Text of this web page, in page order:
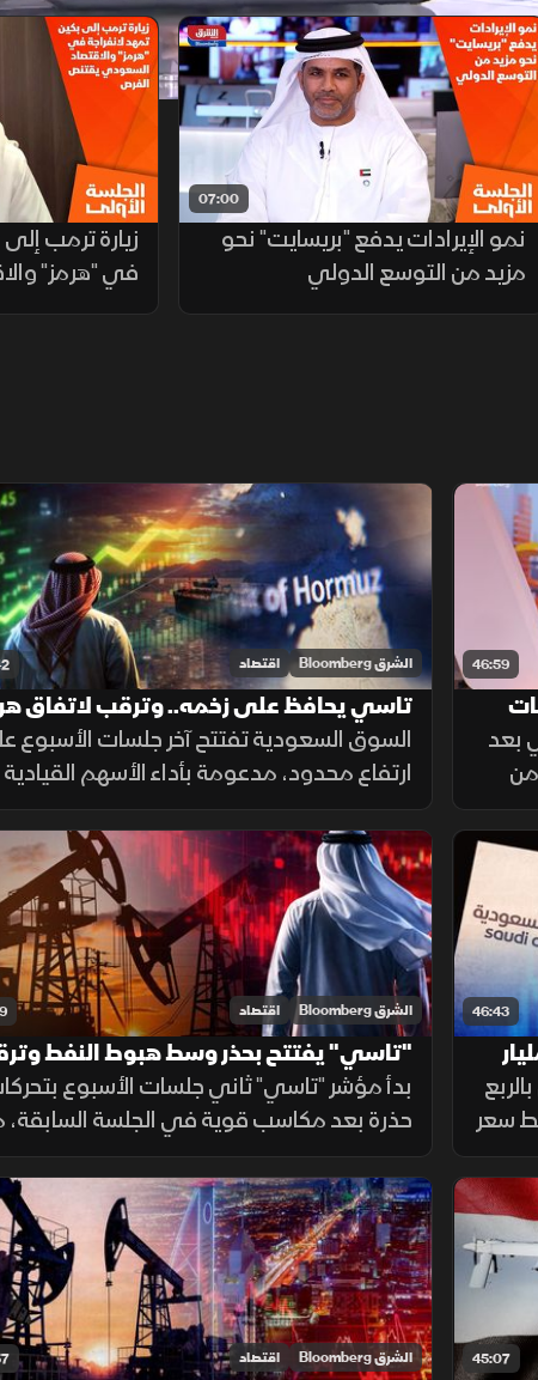
07:00
نمو الإيرادات يدفع "بريسايت" نحو
مزيد من التوسع الدولي
زيارة ترمب
في "هرمز"
يقتنص الفرص
46:59
بعد
من
الشرق Bloomberg اقتصاد
تاسي يحافظ على زخمه.. وترقب لاتفاق
السوق السعودية تفتتح آخر جلسات الأسبوع
ارتفاع محدود، مدعومة بأداء الأسهم القيادية
ونتائج الشركات، فيما يترقب المستثمرون
تطورات اتفاق هرمز وتأثيرها على أسعار النفط
واتجاه المؤشر.
46:43
التوقعات بـ121.5 مليار
ريال بالربع
سعر
الشرق Bloomberg اقتصاد
"تاسي" يفتتح بحذر وسط هبوط النفط
نتائج الشركات
بدأ مؤشر "تاسي" ثاني جلسات الأسبوع
حذرة بعد مكاسب قوية في الجلسة
ترقب نتائج الشركات وتطورات المحادثات
الإيرانية. ورغم الهبوط الحاد في أسعار النفط،
حافظت الأسهم القيادية على تماسكها
45:07 الشرق Bloomberg اقتصاد